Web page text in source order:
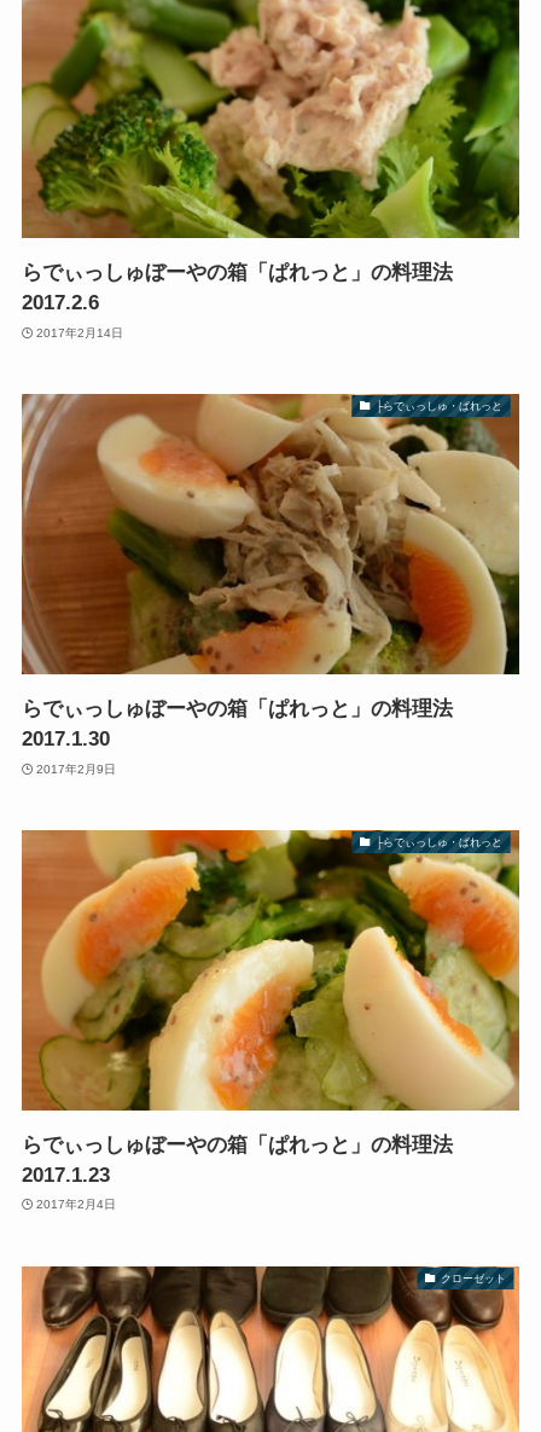
らでぃっしゅぼーやの箱「ぱれっと」の料理法
2017.2.6
2017年2月14日
├らでぃっしゅ・ぱれっと
らでぃっしゅぼーやの箱「ぱれっと」の料理法
2017.1.30
2017年2月9日
├らでぃっしゅ・ぱれっと
らでぃっしゅぼーやの箱「ぱれっと」の料理法
2017.1.23
2017年2月4日
クローゼット